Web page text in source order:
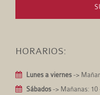
HORARIOS:
Lunes a viernes ->
Sábados -> Mañanas: 10